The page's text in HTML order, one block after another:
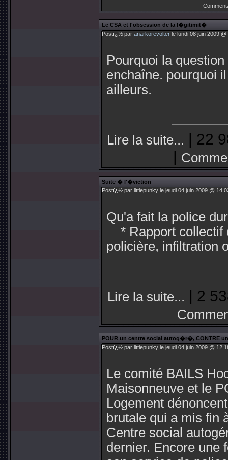
Le CSA et l'obsession de la l�gitimit�
Postï¿½ par anarkorevolter le lundi 08 juin 2009
Pourquoi la
enchaîne. pourquoi
ailleurs.
Lire la suite... | 22
|
Suite � l'�viction
Postï¿½ par littlepunky le jeudi 04 juin 2009 @
Qu'a fait la police
* Rapport collectif
policière, infiltration
Lire la suite... | 2
POUR un centre social autog�r�, CONTRE
Postï¿½ par littlepunky le jeudi 04 juin 2009 @
Le comité BAILS
Maisonneuve et le
Logement
brutale qui a mis fin
Centre social
dernier. Encore une